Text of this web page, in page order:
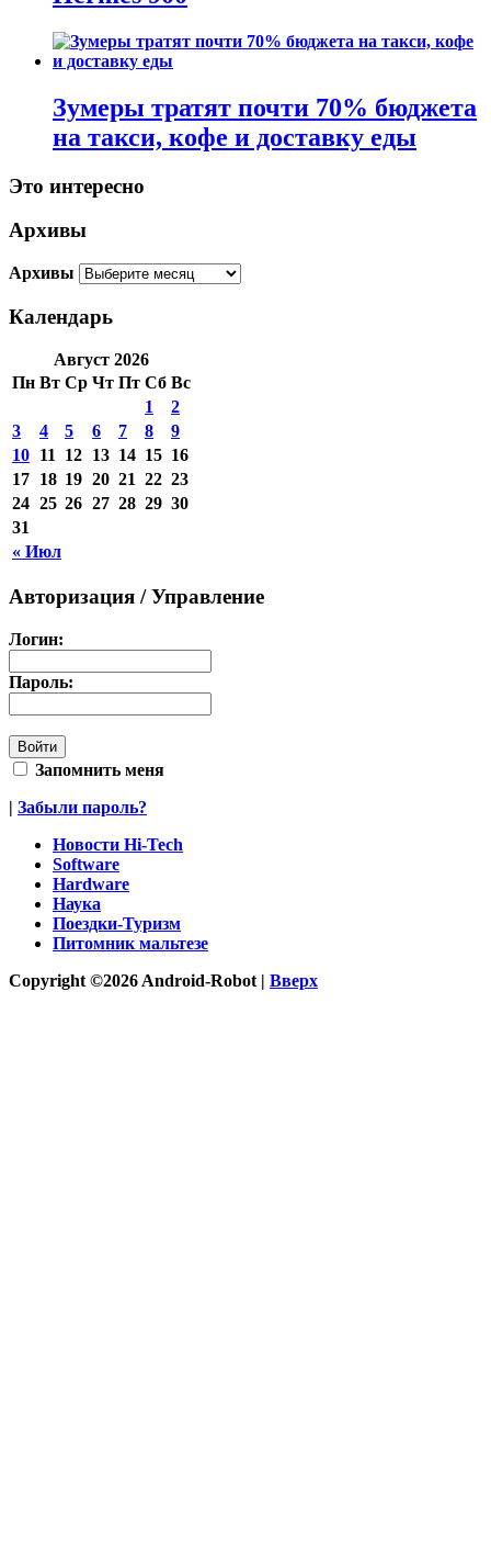
Зумеры тратят почти 70% бюджета
на такси, кофе и доставку еды
Это интересно
Архивы
Архивы
Календарь
Август 2026
Пн Вт Ср Чт Пт Сб Вс
« Июл
1
2
3
4 5 6 7 8
9
10 11 12 13 14 15 16
17 18 19 20 21 22 23
24 25 26 27 28 29 30
31
Авторизация / Управление
Логин:
Пароль:
Запомнить меня
| Забыли пароль?
Новости Hi-Tech
Software
Hardware
Наука
Поездки-Туризм
Питомник мальтезе
Copyright ©2026 Android-Robot | Вверх